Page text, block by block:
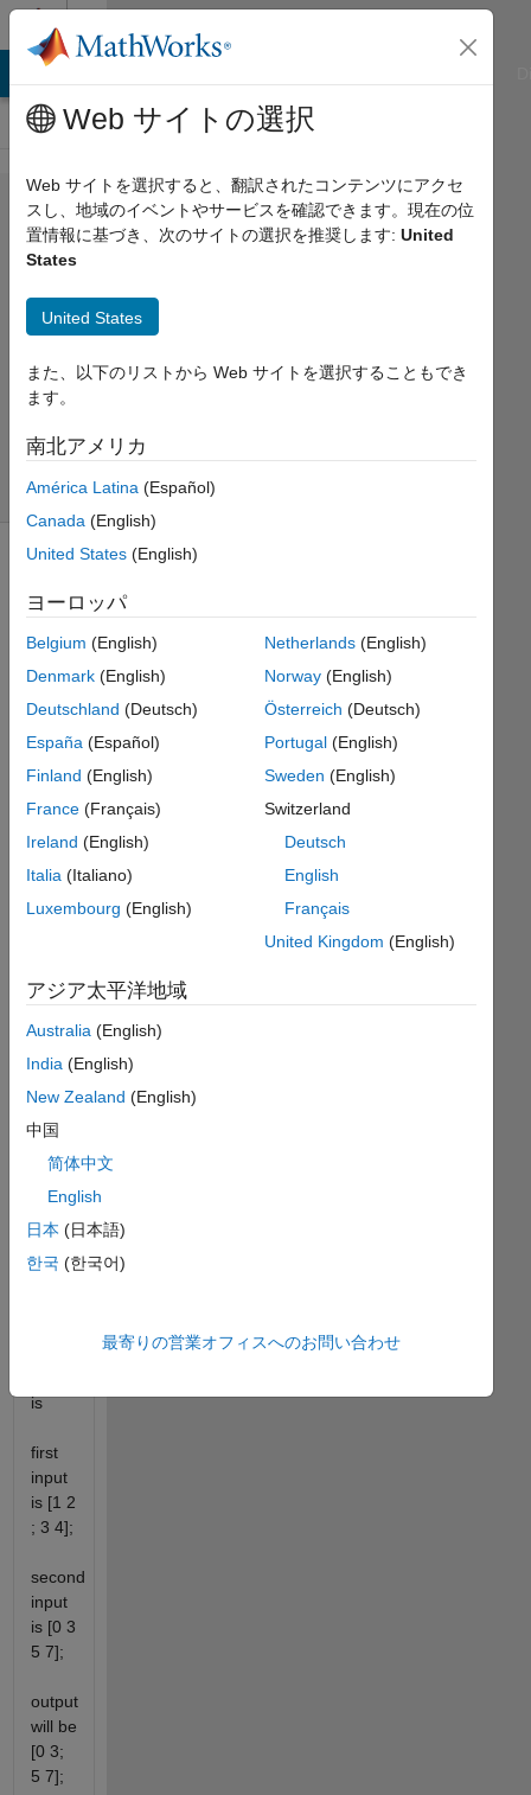
コンテンツへスキップ
Problem
42648.
numbers
Abdullah
Caliskan
48
solvers
0 likes
Given
input
first
input
matrix
which
consist
numbers
of the
vector.
You
place
the
second
input
to the
first
matrix
with
respect
to the
is
first
input
is [1 2
; 3 4];
second
input
is [0 3
5 7];
output
will be
[0 3;
5 7];
Web サイトの選択
Web サイトを選択すると、翻訳されたコンテンツにアクセ
スし、地域のイベントやサービスを確認できます。現在の位
置情報に基づき、次のサイトの選択を推奨します: United
States
United States
また、以下のリストから Web サイトを選択することもでき
ます。
南北アメリカ
América Latina (Español)
Canada (English)
United States (English)
ヨーロッパ
Belgium (English)
Denmark (English)
Deutschland (Deutsch)
España (Español)
Finland (English)
France (Français)
Ireland (English)
Italia (Italiano)
Luxembourg (English)
Netherlands(English)
Norway(English)
Österreich (Deutsch)
Portugal(English)
Sweden (English)
Switzerland
Deutsch
English
Français
United Kingdom (English)
アジア太平洋地域
Australia (English)
India (English)
New Zealand (English)
中国
简体中文
English
日本 (日本語)
한국 (한국어)
最寄りの営業オフィスへのお問い合わせ